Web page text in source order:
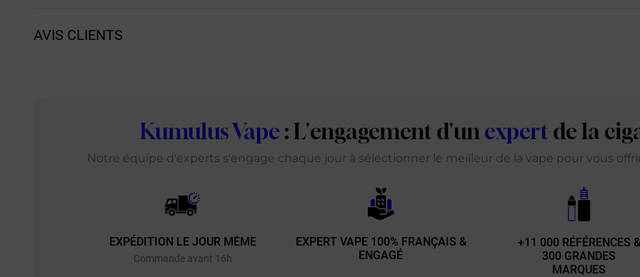
AVIS CLIENTS
Kumulus Vape : L'engagement d'un expert de la
Notre équipe d'experts s'engage chaque jour à sélectionner le meilleur de la vape pour vous
EXPÉDITION LE JOUR MÊME
Commande avant 16h
EXPERT VAPE 100% FRANÇAIS &
ENGAGÉ
+11 000 RÉFÉRENCES &
300 GRANDES
MARQUES